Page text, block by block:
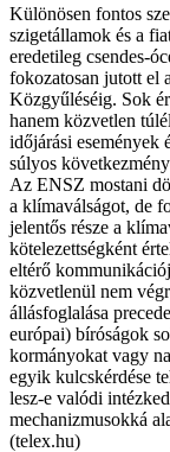
Különösen fontos
szigetállamok és a
eredetileg csendes-
fokozatosan jutott el
Közgyűléséig. Sok
hanem közvetlen
időjárási események
súlyos
Az ENSZ mostani
a klímaválságot, de
jelentős része a
kötelezettségként
eltérő
közvetlenül nem
állásfoglalása
európai) bíróságok
kormányokat vagy
egyik kulcskérdése
lesz-e valódi
mechanizmusokká
(telex.hu)